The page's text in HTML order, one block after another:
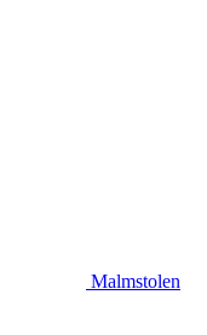
Malmstolen